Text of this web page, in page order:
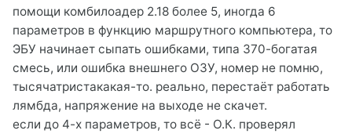
помощи комбилоадер 2.18 более 5, иногда 6
параметров в функцию маршрутного компьютера, то
ЭБУ начинает сыпать ошибками, типа 370-богатая
смесь, или ошибка внешнего ОЗУ, номер не помню,
тысячатристакакая-то. реально, перестаёт работать
лямбда, напряжение на выходе не скачет.
если до 4-х параметров, то всё - О.К. проверял